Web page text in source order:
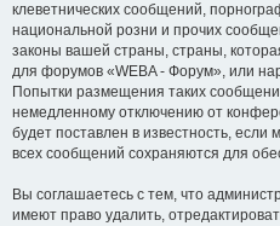
клеветнических сообщений,
национальной розни и прочих
законы вашей страны, страны,
для форумов «WEBA - Форум», или
Попытки размещения таких
немедленному отключению от
будет поставлен в известность,
всех сообщений сохраняются для
Вы соглашаетесь с тем, что
имеют право удалить,